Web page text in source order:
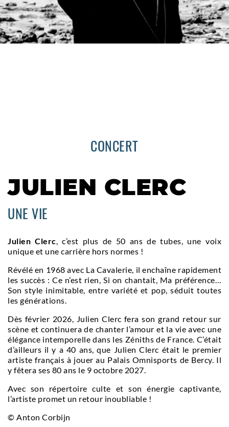
CONCERT
JULIEN CLERC
UNE VIE
Julien Clerc, c’est plus de 50 ans de tubes, une voix
unique et une carrière hors normes !
Révélé en 1968 avec La Cavalerie, il enchaîne rapidement
les succès : Ce n’est rien, Si on chantait, Ma préférence…
Son style inimitable, entre variété et pop, séduit toutes
les générations.
Dès février 2026, Julien Clerc fera son grand retour sur
scène et continuera de chanter l’amour et la vie avec une
élégance intemporelle dans les Zéniths de France. C’était
d’ailleurs il y a 40 ans, que Julien Clerc était le premier
artiste français à jouer au Palais Omnisports de Bercy. Il
y fêtera ses 80 ans le 9 octobre 2027.
Avec son répertoire culte et son énergie captivante,
l’artiste promet un retour inoubliable !
© Anton Corbijn